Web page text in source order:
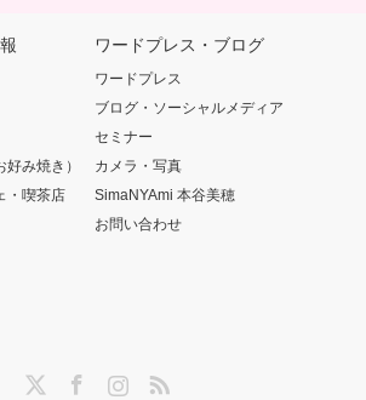
み焼き）
・喫茶店
ワードプレス・ブログ
ワードプレス
ブログ・ソーシャルメディア
セミナー
カメラ・写真
SimaNYAmi 本谷美穂
お問い合わせ
RSS